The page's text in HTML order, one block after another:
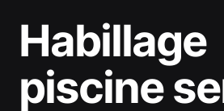
Habillage
piscine